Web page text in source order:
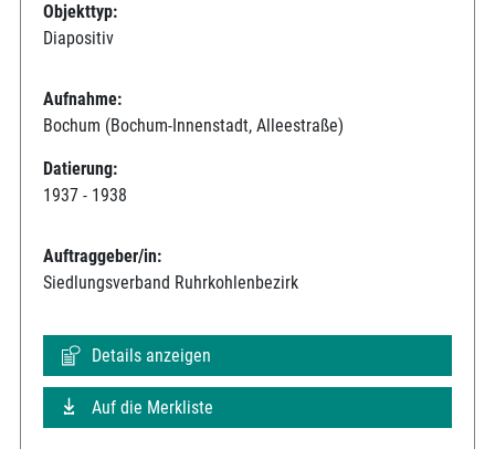
Objekttyp:
Diapositiv
Aufnahme:
Bochum (Bochum-Innenstadt, Alleestraße)
Datierung:
1937 - 1938
Auftraggeber/in:
Siedlungsverband Ruhrkohlenbezirk
Details anzeigen
Auf die Merkliste